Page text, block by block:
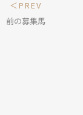
＜PREV
前の募集馬